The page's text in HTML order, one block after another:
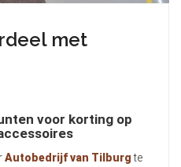
met
voor korting op
Autobedrijf van Tilburgte